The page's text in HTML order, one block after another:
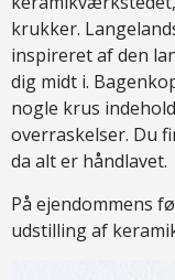
krukker.
inspireret af den
dig midt i.
nogle krus
overraskelser. Du
da alt er håndlavet.
På ejendommens
udstilling af